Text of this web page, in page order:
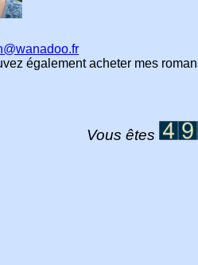
acheter mes romans
Vous êtes